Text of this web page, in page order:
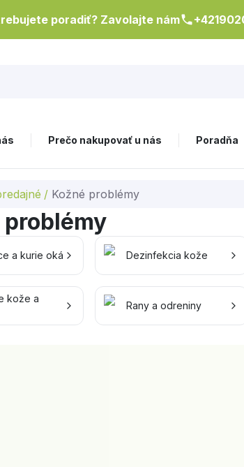
poradiť? Zavolajte nám
Prečo nakupovať u nás Poradňa
/ Kožné problémy
problémy
a kurie oká Dezinfekcia kože
kože a
Rany a odreniny